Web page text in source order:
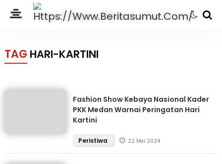
TAG HARI-KARTINI
Fashion Show Kebaya Nasional Kader
PKK Medan Warnai Peringatan Hari
Kartini
Peristiwa 22 Mei 2024